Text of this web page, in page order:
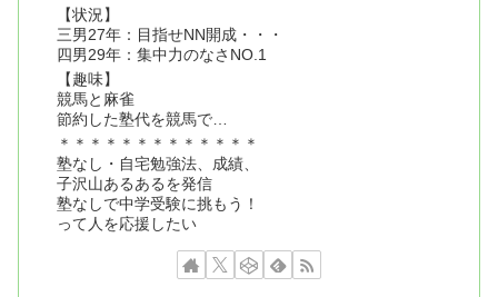
【状況】
三男27年：目指せNN開成・・・
四男29年：集中力のなさNO.1
【趣味】
競馬と麻雀
節約した塾代を競馬で…
＊＊＊＊＊＊＊＊＊＊＊＊＊
塾なし・自宅勉強法、成績、
子沢山あるあるを発信
塾なしで中学受験に挑もう！
って人を応援したい